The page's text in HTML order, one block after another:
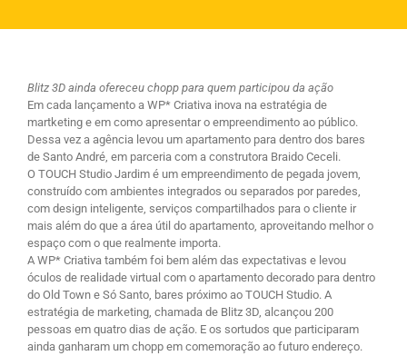
Blitz 3D ainda ofereceu chopp para quem participou da ação
Em cada lançamento a WP* Criativa inova na estratégia de
martketing e em como apresentar o empreendimento ao público.
Dessa vez a agência levou um apartamento para dentro dos bares
de Santo André, em parceria com a construtora Braido Ceceli.
O TOUCH Studio Jardim é um empreendimento de pegada jovem,
construído com ambientes integrados ou separados por paredes,
com design inteligente, serviços compartilhados para o cliente ir
mais além do que a área útil do apartamento, aproveitando melhor o
espaço com o que realmente importa.
A WP* Criativa também foi bem além das expectativas e levou
óculos de realidade virtual com o apartamento decorado para dentro
do Old Town e Só Santo, bares próximo ao TOUCH Studio. A
estratégia de marketing, chamada de Blitz 3D, alcançou 200
pessoas em quatro dias de ação. E os sortudos que participaram
ainda ganharam um chopp em comemoração ao futuro endereço.